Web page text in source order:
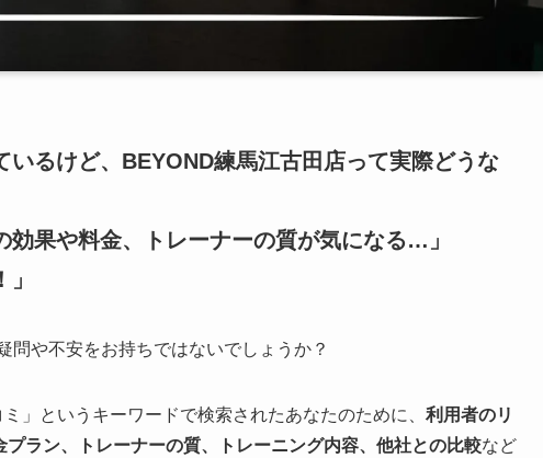
いるけど、BEYOND練馬江古田店って実際どうな
効果や料金、トレーナーの質が気になる…」
問や不安をお持ちではないでしょうか？
」というキーワードで検索されたあなたのために、 利用者のリ
プラン、トレーナーの質、トレーニング内容、他社との比較など